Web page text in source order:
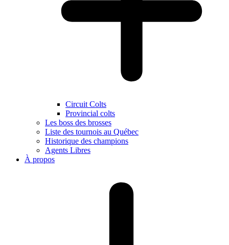
Circuit Colts
Provincial colts
Les boss des brosses
Liste des tournois au Québec
Historique des champions
Agents Libres
À propos